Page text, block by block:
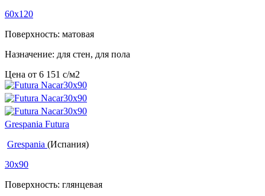
60x120
Поверхность: матовая
Назначение: для стен, для пола
Цена от 6 151 c/м2
Grespania Futura
Grespania (Испания)
30x90
Поверхность: глянцевая